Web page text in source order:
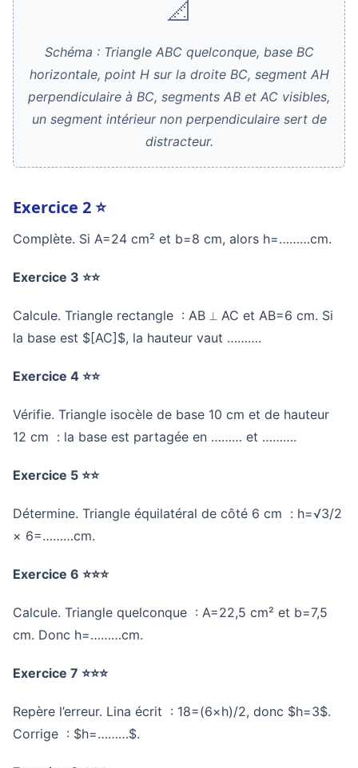
📐
Schéma : Triangle ABC quelconque, base BC
horizontale, point H sur la droite BC, segment AH
perpendiculaire à BC, segments AB et AC visibles,
un segment intérieur non perpendiculaire sert de
distracteur.
Exercice 2 ⭐
Complète. Si A=24 cm² et b=8 cm, alors h=………cm.
Exercice 3 ⭐⭐
Calcule. Triangle rectangle : AB ⟂ AC et AB=6 cm. Si
la base est $[AC]$, la hauteur vaut ……….
Exercice 4 ⭐⭐
Vérifie. Triangle isocèle de base 10 cm et de hauteur
12 cm : la base est partagée en ……… et ……….
Exercice 5 ⭐⭐
Détermine. Triangle équilatéral de côté 6 cm : h=√3/2
× 6=………cm.
Exercice 6 ⭐⭐⭐
Calcule. Triangle quelconque : A=22,5 cm² et b=7,5
cm. Donc h=………cm.
Exercice 7 ⭐⭐⭐
Repère l’erreur. Lina écrit : 18=(6×h)/2, donc $h=3$.
Corrige : $h=………$.